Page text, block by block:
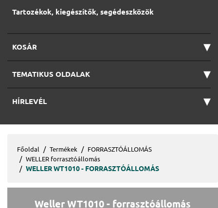
Tartozékok, kiegészítők, segédeszközök
KOSÁR ▾
TEMATIKUS OLDALAK ▾
HÍRLEVÉL ▾
Főoldal Termékek
FORRASZTÓÁLLOMÁS
WELLER forrasztóállomás
WELLER WT1010 - FORRASZTÓÁLLOMÁS
Weller WT1010 - forrasztóállomás